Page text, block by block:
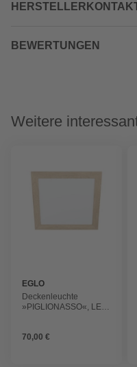
BEWERTUNGEN
Weitere
EGLO
Deckenleuchte
»PIGLIONASSO«, LED,
70,00 €